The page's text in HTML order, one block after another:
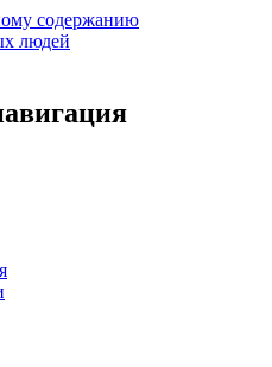
содержанию